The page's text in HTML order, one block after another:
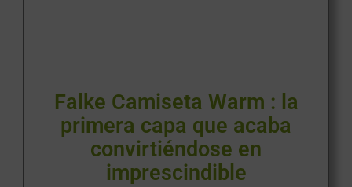
Falke Camiseta Warm : la
primera capa que acaba
convirtiéndose en
imprescindible